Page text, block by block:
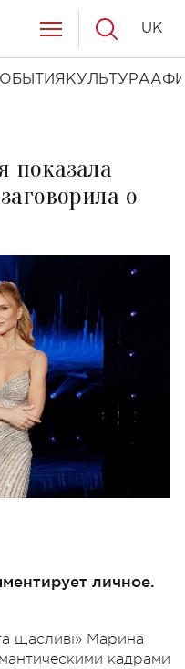
КУЛЬТУРА
UK
показала
о
личное.
щасливі» Марина
кадрами